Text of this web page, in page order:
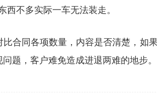
不多实际一车无法装走。
合同各项数量，内容是否清楚，
题，客户难免造成进退两难的地步。